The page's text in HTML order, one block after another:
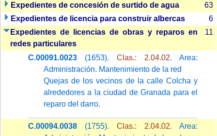
Expedientes de concesión de surtido de agua
63
Expedientes de licencia para construir albercas
6
Expedientes de licencias de obras y reparos en
redes particulares
11
C.00091.0023 (1653). Clas.: 2.04.02. Area:
Administración. Mantenimiento de la red
Quejas de los vecinos de la calle Colcha y
alrededores a la ciudad de Granada para el
reparo del darro.
C.00094.0038 (1755). Clas.: 2.04.02. Area: